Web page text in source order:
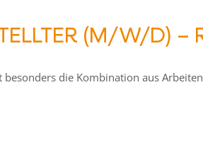
(M/W/D) –
die Kombination aus